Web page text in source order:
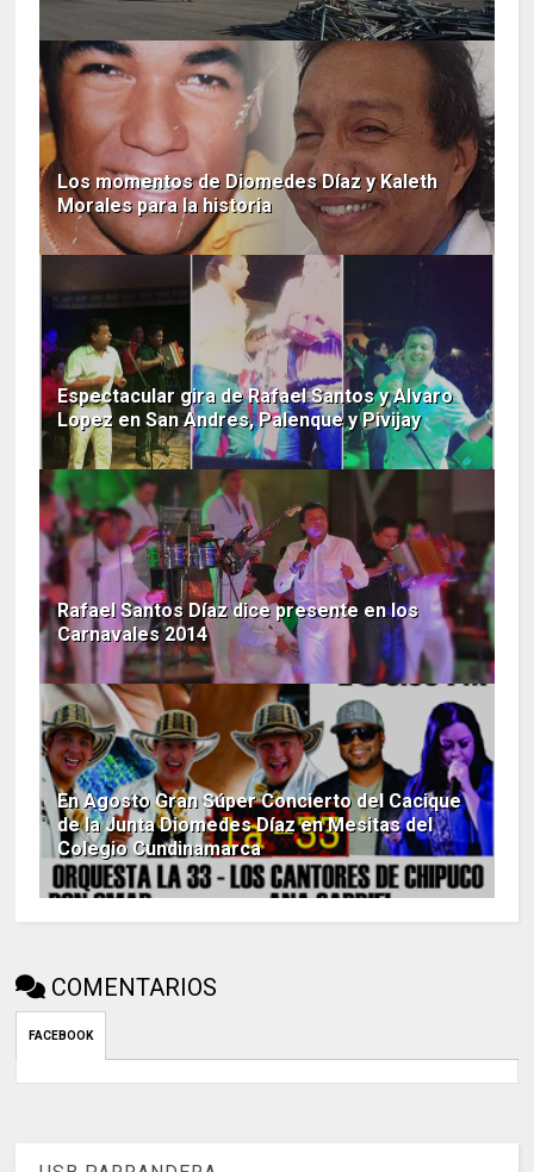
Los momentos de Diomedes Díaz y Kaleth
Morales para la historia
Espectacular gira de Rafael Santos y Alvaro
Lopez en San Andres, Palenque y Pivijay
Rafael Santos Díaz dice presente en los
Carnavales 2014
En Agosto Gran Súper Concierto del Cacique
de la Junta Diomedes Díaz en Mesitas del
Colegio Cundinamarca
COMENTARIOS
FACEBOOK